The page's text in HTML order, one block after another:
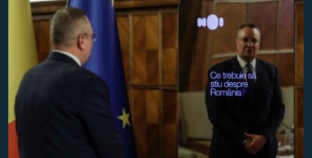
СЛЕДЕТЕ НЕ
РСЕ веб страници